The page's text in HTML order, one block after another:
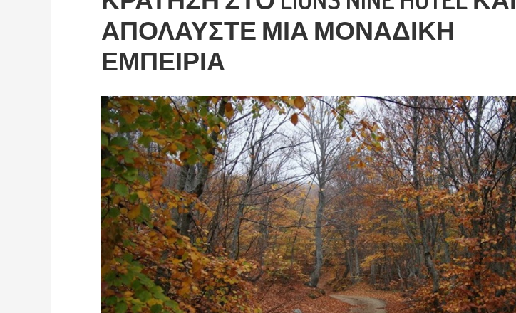
ΑΠΟΛΑΥΣΤΕ ΜΙΑ ΜΟΝΑΔΙΚΗ
ΕΜΠΕΙΡΙΑ